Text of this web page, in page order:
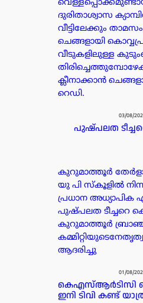
ദുരിതാശ്വാസ
വീട്ടിലേക്കും
ചെങ്ങളായി
വീടുകളിലുള്ള
ക്ലീനാക്കാൻ
റെഡി.
03/08/
പുഷ്പലത
കുറുമാത്തൂർ
യു പി സ്കൂളിൽ
പ്രധാന അധ്യാപിക
പുഷ്പലത ടീച്ചറെ
കുറുമാത്തൂർ
ആദരിച്ചു
01/08/
കെഎസ്ആർടിസി
ഇനി ടിവി കണ്ട്